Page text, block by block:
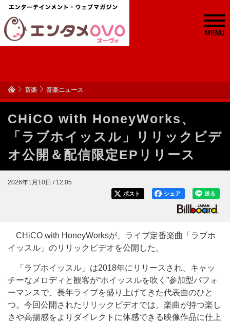
MENU
音楽 音楽ニュース
CHiCO with HoneyWorks、
「ラブホイッスル」リリックビデ
オ公開＆配信限定EPリリース
2026年1月10日 / 12:05
送る
シェア
ポスト
CHiCO with HoneyWorksが、ライブ定番楽曲「ラブホ
イッスル」のリリックビデオを公開した。
「ラブホイッスル」は2018年にリリースされ、キャッ
チーなメロディと観客が“ホイッスルを吹く”参加型パフォ
ーマンスで、長年ライブを盛り上げてきた代表曲のひと
つ。今回公開されたリリックビデオでは、楽曲が持つ楽し
さや高揚感をよりダイレクトに体感できる映像作品に仕上